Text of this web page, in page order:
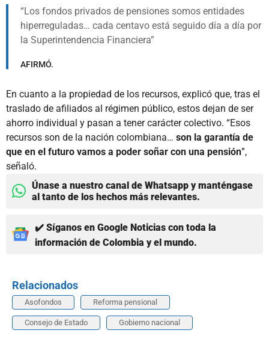
Los fondos privados de pensiones somos entidades
hiperreguladas… cada centavo está seguido día a día por
la Superintendencia Financiera
AFIRMÓ.
En cuanto a la propiedad de los recursos, explicó que, tras el
traslado de afiliados al régimen público, estos dejan de ser
ahorro individual y pasan a tener carácter colectivo. “Esos
recursos son de la nación colombiana… son la garantía de
que en el futuro vamos a poder soñar con una pensión”,
señaló.
Únase a nuestro canal de Whatsapp y manténgase
al tanto de los hechos más relevantes.
✔️ Síganos en Google Noticias con toda la
información de Colombia y el mundo.
Relacionados
Asofondos Reforma pensional
Consejo de Estado Gobierno nacional